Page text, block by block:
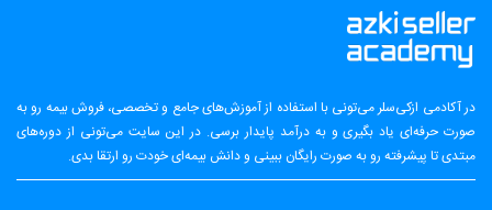
در آکادمی ازکی‌سلر می‌تونی با استفاده از آموزش‌های جامع و تخصصی، فروش بیمه رو به
صورت حرفه‌ای یاد بگیری و به درآمد پایدار برسی. در این سایت می‌تونی از دوره‌های
مبتدی تا پیشرفته رو به صورت رایگان ببینی و دانش بیمه‌ای خودت رو ارتقا بدی.